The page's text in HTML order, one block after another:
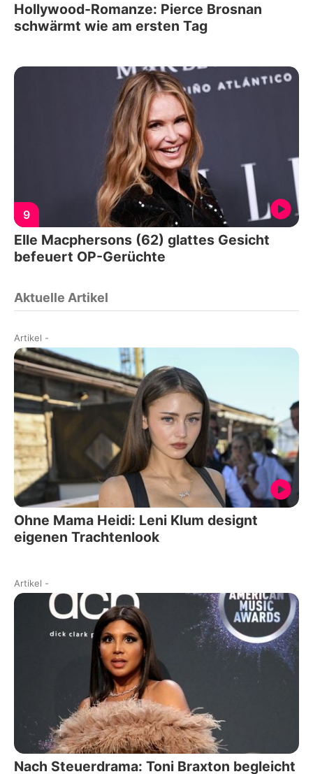
Hollywood-Romanze: Pierce Brosnan
schwärmt wie am ersten Tag
9
Elle Macphersons (62) glattes Gesicht
befeuert OP-Gerüchte
Aktuelle Artikel
Artikel -
Ohne Mama Heidi: Leni Klum designt
eigenen Trachtenlook
Artikel -
Nach Steuerdrama: Toni Braxton begleicht